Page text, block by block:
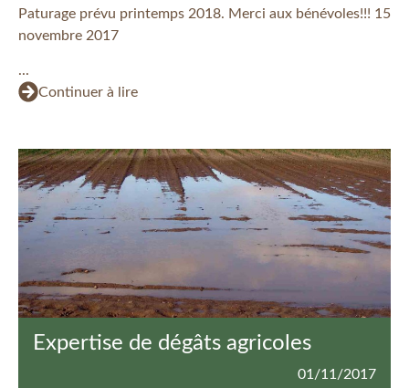
Paturage prévu printemps 2018. Merci aux bénévoles!!! 15
novembre 2017
...
Continuer à lire
Expertise de dégâts agricoles
01/11/2017